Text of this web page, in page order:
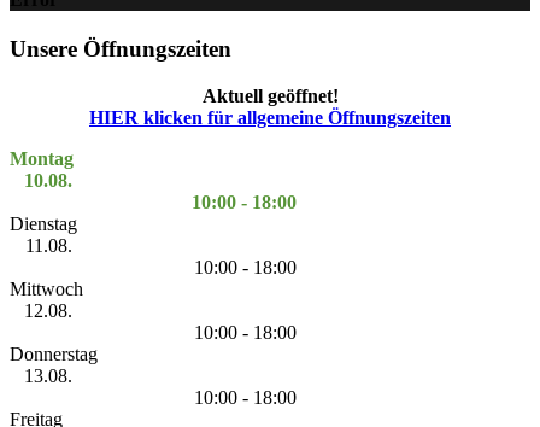
Unsere Öffnungszeiten
Aktuell geöffnet!
HIER klicken für allgemeine Öffnungszeiten
Montag
10.08.
10:00 - 18:00
Dienstag
11.08.
10:00 - 18:00
Mittwoch
12.08.
10:00 - 18:00
Donnerstag
13.08.
10:00 - 18:00
Freitag